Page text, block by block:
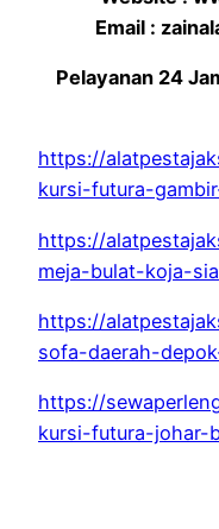
Email :
Pelayanan 24
https://
kursi-futura-
https://
meja-bulat-koja-
https://
sofa-daerah-
https://
kursi-futura-johar-